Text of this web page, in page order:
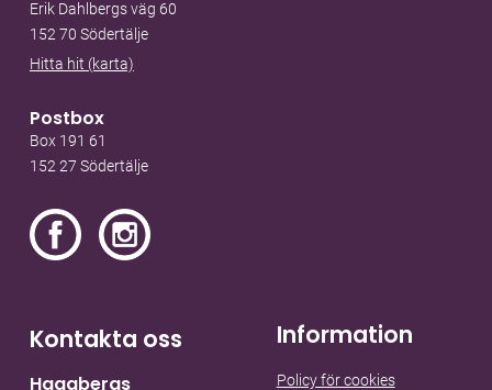
Erik Dahlbergs väg 60
152 70 Södertälje
Hitta hit (karta)
Postbox
Box 191 61
152 27 Södertälje
Kontakta oss
Hagabergs
Information
Policy för cookies